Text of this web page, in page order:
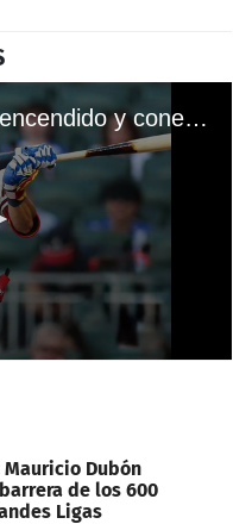
Mauricio Dubón sigue encendido y conecta triple en triunfo de los Bravos sobre Phillies
Dubón
de los 600
Ligas